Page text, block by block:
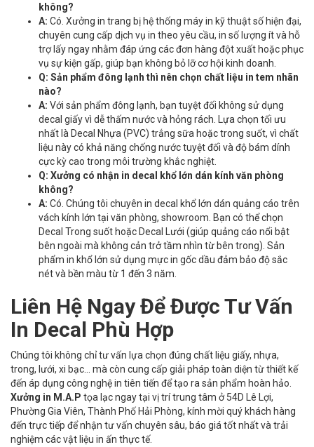
không?
A: Có. Xưởng in trang bị hệ thống máy in kỹ thuật số hiện đại,
chuyên cung cấp dịch vụ in theo yêu cầu, in số lượng ít và hỗ
trợ lấy ngay nhằm đáp ứng các đơn hàng đột xuất hoặc phục
vụ sự kiện gấp, giúp bạn không bỏ lỡ cơ hội kinh doanh.
Q: Sản phẩm đông lạnh thì nên chọn chất liệu in tem nhãn
nào?
A: Với sản phẩm đông lạnh, bạn tuyệt đối không sử dụng
decal giấy vì dễ thấm nước và hỏng rách. Lựa chọn tối ưu
nhất là Decal Nhựa (PVC) trắng sữa hoặc trong suốt, vì chất
liệu này có khả năng chống nước tuyệt đối và độ bám dính
cực kỳ cao trong môi trường khắc nghiệt.
Q: Xưởng có nhận in decal khổ lớn dán kính văn phòng
không?
A: Có. Chúng tôi chuyên in decal khổ lớn dán quảng cáo trên
vách kính lớn tại văn phòng, showroom. Bạn có thể chọn
Decal Trong suốt hoặc Decal Lưới (giúp quảng cáo nổi bật
bên ngoài mà không cản trở tầm nhìn từ bên trong). Sản
phẩm in khổ lớn sử dụng mực in gốc dầu đảm bảo độ sắc
nét và bền màu từ 1 đến 3 năm.
Liên Hệ Ngay Để Được Tư Vấn
In Decal Phù Hợp
Chúng tôi không chỉ tư vấn lựa chọn đúng chất liệu giấy, nhựa,
trong, lưới, xi bạc... mà còn cung cấp giải pháp toàn diện từ thiết kế
đến áp dụng công nghệ in tiên tiến để tạo ra sản phẩm hoàn hảo
Xưởng in M.A.P tọa lạc ngay tại vị trí trung tâm ở 54D Lê Lợi,
Phường Gia Viên, Thành Phố Hải Phòng, kính mời quý khách hàng
đến trực tiếp để nhận tư vấn chuyên sâu, báo giá tốt nhất và trải
nghiệm các vật liệu in ấn thực tế.